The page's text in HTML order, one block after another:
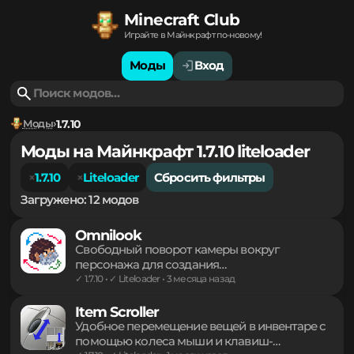
Minecraft Club
Играйте в Майнкрафт по-новому!
Моды Вход
Моды 1.7.10
Моды на Майнкрафт 1.7.10 liteloader
1.7.10 Liteloader
Сбросить фильтры
Загружено: 12 модов
Omnilook
Свободный поворот камеры вокруг
персонажа для создания
окрестностей без смены направления
взгляда основного героя. Легкий инструмент
для комфортного управления обзором в
Item Scroller
Удобное перемещение вещей в инвентаре с